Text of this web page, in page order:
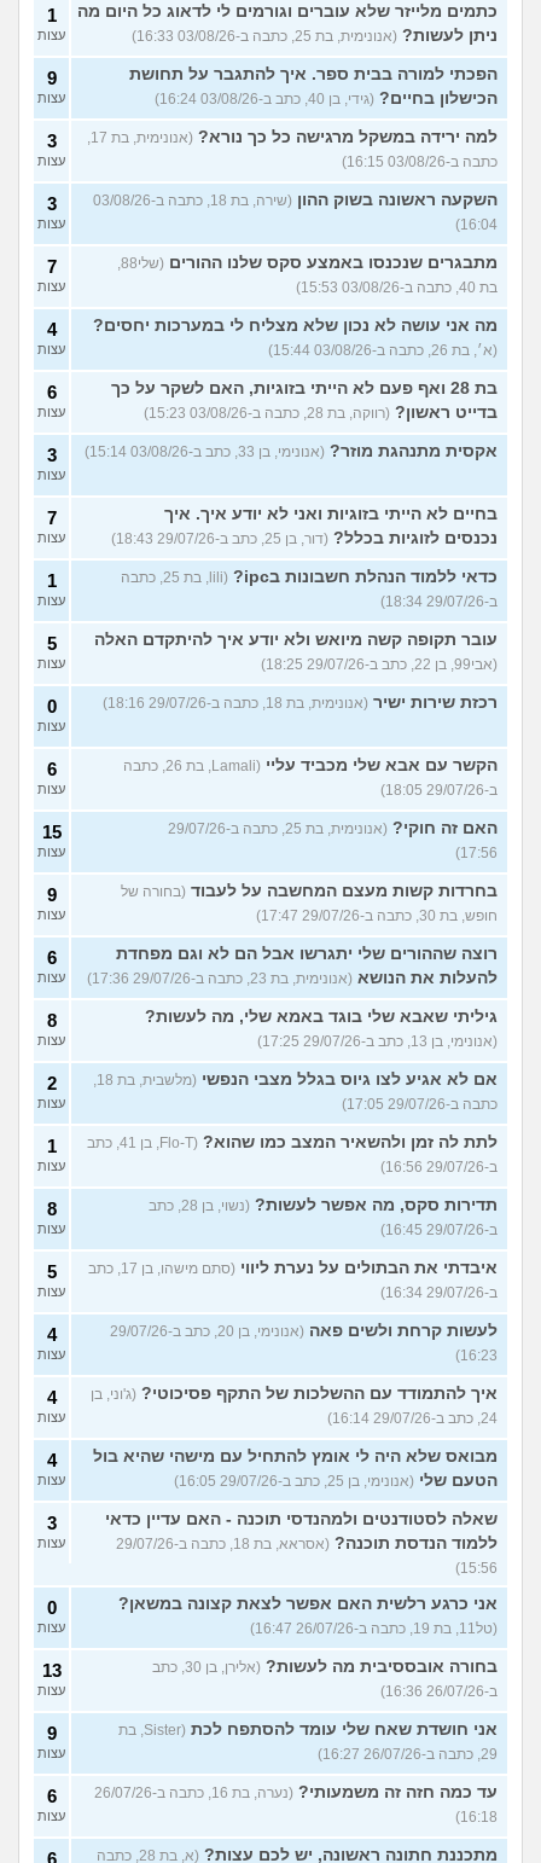
כתמים מלייזר שלא עוברים וגורמים לי לדאוג כל היום מה
ניתן לעשות? (אנונימית, בת 25, כתבה ב-03/08/26 16:33)
1
עצות
הפכתי למורה בבית ספר. איך להתגבר על תחושת
הכישלון בחיים? (גידי, בן 40, כתב ב-03/08/26 16:24)
9
עצות
למה ירידה במשקל מרגישה כל כך נורא?
כתבה ב-03/08/26 16:15)
3
עצות
השקעה ראשונה בשוק ההון
(שירה, בת 18, כתבה ב-03/08/26
16:04)
3
עצות
מתבגרים שנכנסו באמצע סקס שלנו ההורים
בת 40, כתבה ב-03/08/26 15:53)
7
עצות
מה אני עושה לא נכון שלא מצליח לי במערכות יחסים?
(א׳, בת 26, כתבה ב-03/08/26 15:44)
4
עצות
בת 28 ואף פעם לא הייתי בזוגיות, האם לשקר על כך
בדייט ראשון? (רווקה, בת 28, כתבה ב-03/08/26 15:23)
6
עצות
אקסית מתנהגת מוזר? (אנונימי, בן 33, כתב ב-03/08/26 15:14) 3
עצות
בחיים לא הייתי בזוגיות ואני לא יודע איך. איך
נכנסים לזוגיות בכלל? (דור, בן 25, כתב ב-29/07/26 18:43)
7
עצות
כדאי ללמוד הנהלת חשבונות בipc?
(lili, בת 25, כתבה
ב-29/07/26 18:34)
1
עצות
עובר תקופה קשה מיואש ולא יודע איך להיתקדם האלה
(אבי99, בן 22, כתב ב-29/07/26 18:25)
5
עצות
רכזת שירות ישיר (אנונימית, בת 18, כתבה ב-29/07/26 18:16) 0
עצות
הקשר עם אבא שלי מכביד עליי
(Lamali, בת 26, כתבה
ב-29/07/26 18:05)
6
עצות
האם זה חוקי?
(אנונימית, בת 25, כתבה ב-29/07/26
17:56)
15
עצות
בחרדות קשות מעצם המחשבה על לעבוד (בחורה של
חופש, בת 30, כתבה ב-29/07/26 17:47)
9
עצות
רוצה שההורים שלי יתגרשו אבל הם לא וגם מפחדת
להעלות את הנושא (אנונימית, בת 23, כתבה ב-29/07/26 17:36)
6
עצות
גיליתי שאבא שלי בוגד באמא שלי, מה לעשות?
(אנונימי, בן 13, כתב ב-29/07/26 17:25)
8
עצות
אם לא אגיע לצו גיוס בגלל מצבי הנפשי
כתבה ב-29/07/26 17:05)
2
עצות
לתת לה זמן ולהשאיר המצב כמו שהוא?
(Flo-T, בן 41, כתב
ב-29/07/26 16:56)
1
עצות
תדירות סקס, מה אפשר לעשות?
(נשוי, בן 28, כתב
ב-29/07/26 16:45)
8
עצות
איבדתי את הבתולים על נערת ליווי
(סתם מישהו, בן 17, כתב
ב-29/07/26 16:34)
5
עצות
לעשות קרחת ולשים פאה
(אנונימי, בן 20, כתב ב-29/07/26
16:23)
4
עצות
איך להתמודד עם ההשלכות של התקף פסיכוטי? (ג'וני, בן
24, כתב ב-29/07/26 16:14)
4
עצות
מבואס שלא היה לי אומץ להתחיל עם מישהי שהיא בול
הטעם שלי (אנונימי, בן 25, כתב ב-29/07/26 16:05)
4
עצות
שאלה לסטודנטים ולמהנדסי תוכנה - האם עדיין כדאי
ללמוד הנדסת תוכנה?
(אסראא, בת 18, כתבה ב-29/07/26
15:56)
3
עצות
אני כרגע רלשית האם אפשר לצאת קצונה במשאן?
(טל11, בת 19, כתבה ב-26/07/26 16:47)
0
עצות
בחורה אובססיבית מה לעשות?
(אלירן, בן 30, כתב
ב-26/07/26 16:36)
13
עצות
אני חושדת שאח שלי עומד להסתפח לכת
(Sister, בת
29, כתבה ב-26/07/26 16:27)
9
עצות
עד כמה חזה זה משמעותי?
(נערה, בת 16, כתבה ב-26/07/26
16:18)
6
עצות
מתכננת חתונה ראשונה, יש לכם עצות? (א, בת 28, כתבה 6